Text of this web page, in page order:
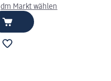
dm Markt wählen